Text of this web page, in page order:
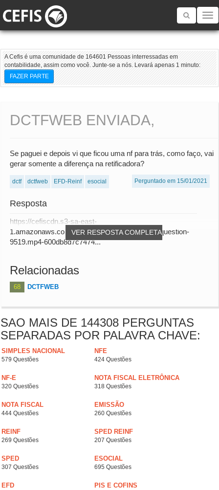
Toggle
A Cefis é uma comunidade de 164601 Pessoas interressadas em
contabilidade, assim como você. Junte-se a nós. Levará apenas 1 minuto:
FAZER PARTE
DCTFWEB ENVIADA,
Se paguei e depois vi que ficou uma nf para trás, como faço, vai
gerar somente a diferença na retificadora?
dctf dctfweb EFD-Reinf esocial Perguntado em 15/01/2021
Resposta
VER RESPOSTA COMPLETA
https://cefiscdn.s3-sa-east-
1.amazonaws.com/audio_answers/answer-for-question-
9519.mp4-600db8d7c7474...
Relacionadas
68 DCTFWEB
SAO MAIS DE 144308 PERGUNTAS
SEPARADAS POR PALAVRA CHAVE:
SIMPLES NACIONAL
579 Questões
NFE
424 Questões
NF-E
320 Questões
NOTA FISCAL ELETRÔNICA
318 Questões
NOTA FISCAL
444 Questões
EMISSÃO
260 Questões
REINF
269 Questões
SPED REINF
207 Questões
SPED
307 Questões
ESOCIAL
695 Questões
EFD PIS E COFINS